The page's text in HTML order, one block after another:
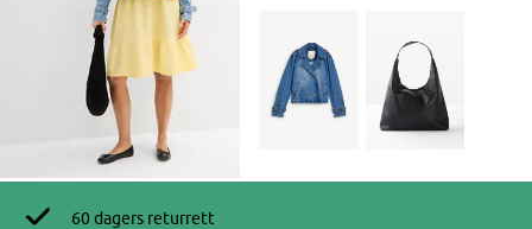
60 dagers returrett